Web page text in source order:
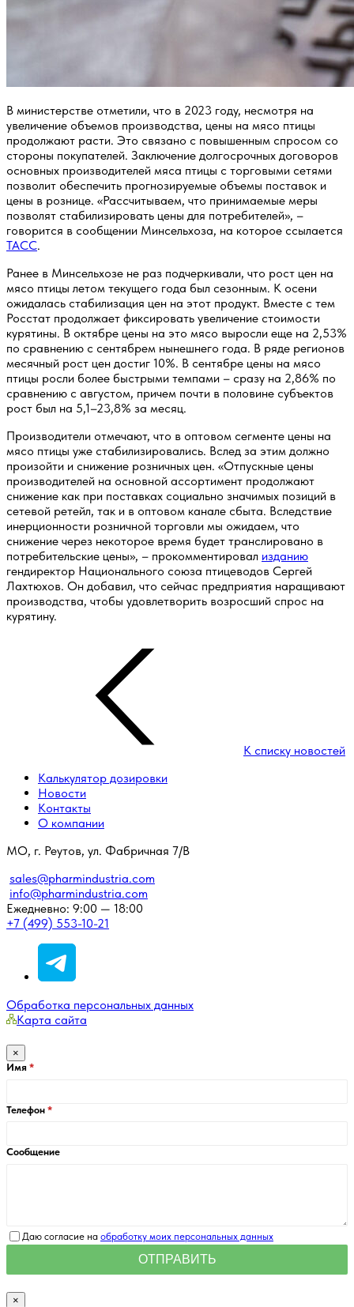
В министерстве отметили, что в 2023 году, несмотря на
увеличение объемов производства, цены на мясо птицы
продолжают расти. Это связано с повышенным спросом со
стороны покупателей. Заключение долгосрочных договоров
основных производителей мяса птицы с торговыми сетями
позволит обеспечить прогнозируемые объемы поставок и
цены в рознице. «Рассчитываем, что принимаемые меры
позволят стабилизировать цены для потребителей», –
говорится в сообщении Минсельхоза, на которое ссылается
ТАСС.
Ранее в Минсельхозе не раз подчеркивали, что рост цен на
мясо птицы летом текущего года был сезонным. К осени
ожидалась стабилизация цен на этот продукт. Вместе с тем
Росстат продолжает фиксировать увеличение стоимости
курятины. В октябре цены на это мясо выросли еще на 2,53%
по сравнению с сентябрем нынешнего года. В ряде регионов
месячный рост цен достиг 10%. В сентябре цены на мясо
птицы росли более быстрыми темпами – сразу на 2,86% по
сравнению с августом, причем почти в половине субъектов
рост был на 5,1–23,8% за месяц.
Производители отмечают, что в оптовом сегменте цены на
мясо птицы уже стабилизировались. Вслед за этим должно
произойти и снижение розничных цен. «Отпускные цены
производителей на основной ассортимент продолжают
снижение как при поставках социально значимых позиций в
сетевой ретейл, так и в оптовом канале сбыта. Вследствие
инерционности розничной торговли мы ожидаем, что
снижение через некоторое время будет транслировано в
потребительские цены», – прокомментировал изданию
гендиректор Национального союза птицеводов Сергей
Лахтюхов. Он добавил, что сейчас предприятия наращивают
производства, чтобы удовлетворить возросший спрос на
курятину.
К списку новостей
Калькулятор дозировки
Новости
Контакты
О компании
МО, г. Реутов, ул. Фабричная 7/В
sales@pharmindustria.com
info@pharmindustria.com
Ежедневно: 9:00 — 18:00
+7 (499) 553-10-21
Обработка персональных данных
Карта сайта
×
Имя
Телефон
Сообщение
Даю согласие на обработку моих персональных данных
×